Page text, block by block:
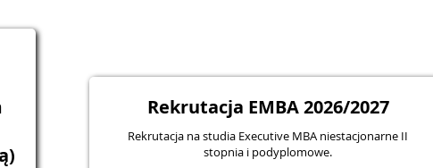
Rekrutacja EMBA 2026/2027
Rekrutacja na studia Executive MBA niestacjonarne II
stopnia i podyplomowe.